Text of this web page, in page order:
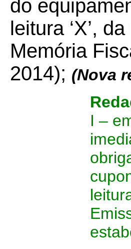
do
leitura ‘X’,
Memória
2014); (Nova
I –